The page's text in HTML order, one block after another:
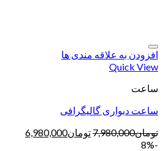
افزودن به علاقه مندی ها
Quick View
ساعت
ساعت دیواری گالیگرافی
تومان7,980,000تومان6,980,000
-8%